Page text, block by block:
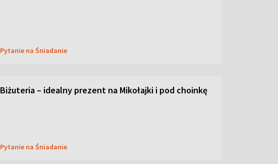
Pytanie na Śniadanie
Biżuteria – idealny prezent na Mikołajki i pod choinkę
Pytanie na Śniadanie